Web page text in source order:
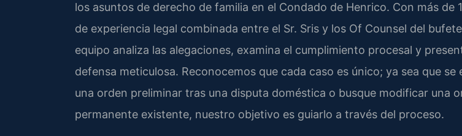
los asuntos de derecho de familia en el Condado de Henrico. Con más de
de experiencia legal combinada entre el Sr. Sris y los Of Counsel del
equipo analiza las alegaciones, examina el cumplimiento procesal y
defensa meticulosa. Reconocemos que cada caso es único; ya sea que se
una orden preliminar tras una disputa doméstica o busque modificar una
permanente existente, nuestro objetivo es guiarlo a través del proceso.